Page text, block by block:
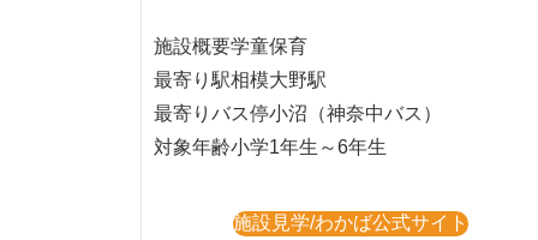
施設概要学童保育
最寄り駅相模大野駅
最寄りバス停小沼（神奈中バス）
対象年齢小学1年生～6年生
施設見学/わかば公式サイト